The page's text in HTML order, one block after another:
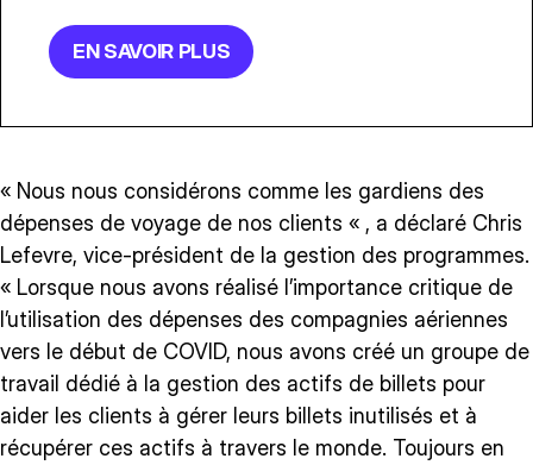
EN SAVOIR PLUS
« Nous nous considérons comme les gardiens des
dépenses de voyage de nos clients « , a déclaré Chris
Lefevre, vice-président de la gestion des programmes.
« Lorsque nous avons réalisé l’importance critique de
l’utilisation des dépenses des compagnies aériennes
vers le début de COVID, nous avons créé un groupe de
travail dédié à la gestion des actifs de billets pour
aider les clients à gérer leurs billets inutilisés et à
récupérer ces actifs à travers le monde. Toujours en